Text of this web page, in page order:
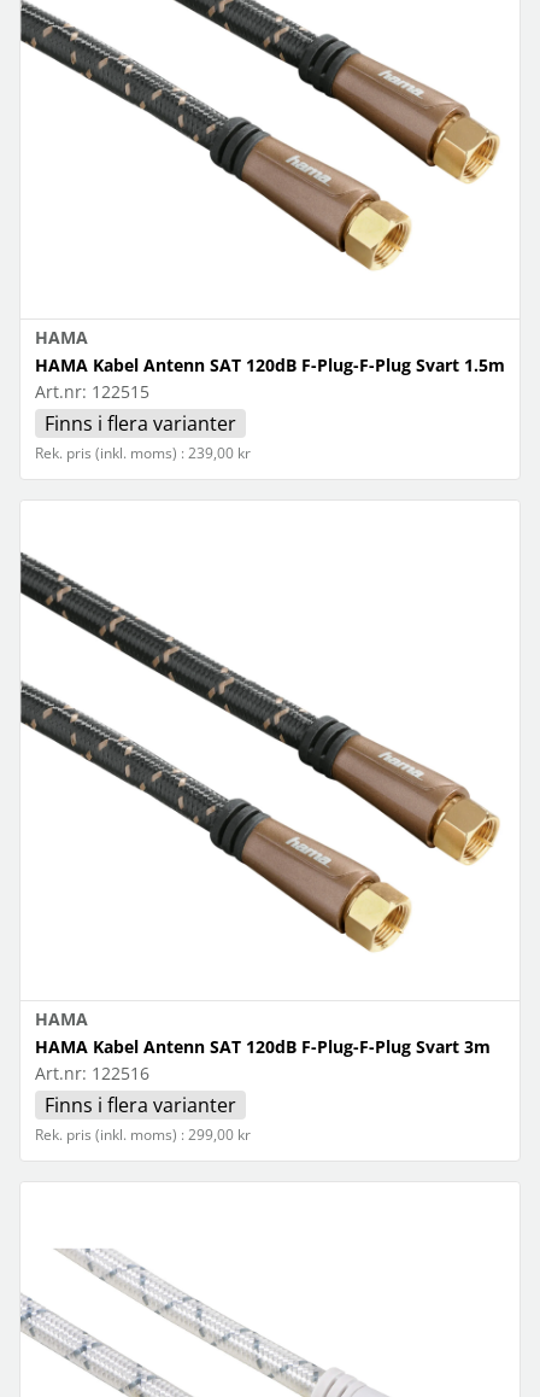
HAMA
HAMA Kabel Antenn SAT 120dB F-Plug-F-Plug Svart 1.5m
Art.nr: 122515
Finns i flera varianter
Rek. pris (inkl. moms) : 239,00 kr
HAMA
HAMA Kabel Antenn SAT 120dB F-Plug-F-Plug Svart 3m
Art.nr: 122516
Finns i flera varianter
Rek. pris (inkl. moms) : 299,00 kr